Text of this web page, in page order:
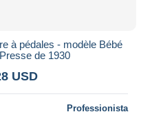
à pédales - modèle Bébé
de 1930
USD
Professionista